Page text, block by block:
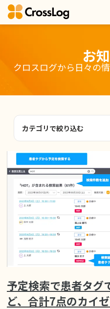
お
クロスログから日々の
カテゴリで絞り込む
予定検索で患者タグ
ど、合計7点のカイ